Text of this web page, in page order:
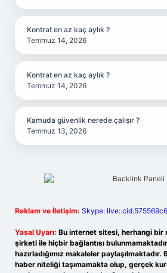
Kontrat en az kaç aylık ?
Temmuz 14, 2026
Kontrat en az kaç aylık ?
Temmuz 14, 2026
Kamuda güvenlik nerede çalışır ?
Temmuz 13, 2026
Reklam ve İletişim: Skype:
Yasal Uyarı: Bu internet sitesi, herhangi bir
şirketi ile hiçbir bağlantısı
hazırladığımız makaleler
haber niteliği taşımamakta olup, gerçek